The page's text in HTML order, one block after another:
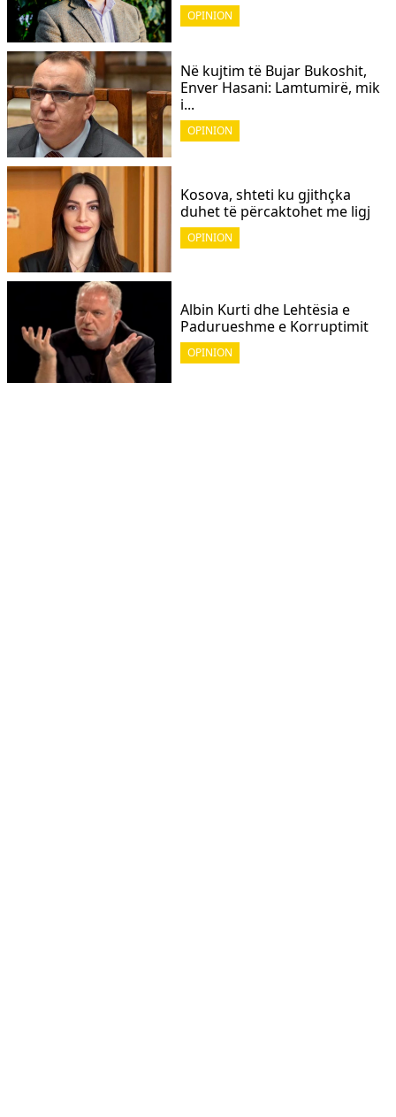
OPINION
OPINION
Në kujtim të Bujar Bukoshit,
Enver Hasani: Lamtumirë, mik
i...
OPINION
Kosova, shteti ku gjithçka
duhet të përcaktohet me ligj
OPINION
Albin Kurti dhe Lehtësia e
Padurueshme e Korruptimit